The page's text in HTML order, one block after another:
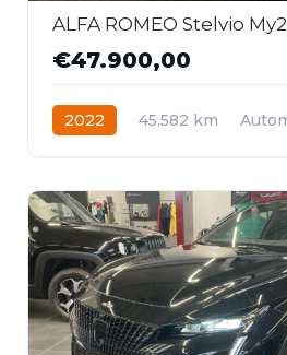
€47.900,00
2022 45.582 km